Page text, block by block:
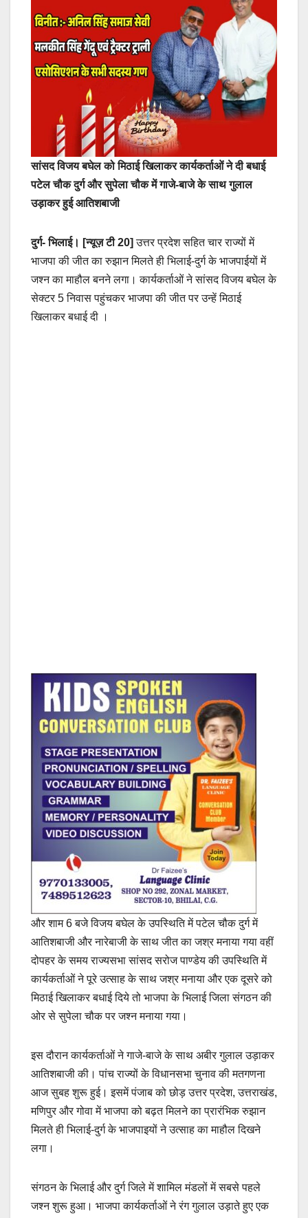
सांसद विजय बघेल को मिठाई खिलाकर कार्यकर्ताओं ने दी बधाई
पटेल चौक दुर्ग और सुपेला चौक में गाजे-बाजे के साथ गुलाल
उड़ाकर हुई आतिशबाजी
दुर्ग- भिलाई। [न्यूज़ टी 20] उत्तर प्रदेश सहित चार राज्यों में
भाजपा की जीत का रुझान मिलते ही भिलाई-दुर्ग के भाजपाईयों में
जश्न का माहौल बनने लगा। कार्यकर्ताओं ने सांसद विजय बघेल के
सेक्टर 5 निवास पहुंचकर भाजपा की जीत पर उन्हें मिठाई
खिलाकर बधाई दी ।
और शाम 6 बजे विजय बघेल के उपस्थिति में पटेल चौक दुर्ग में
आतिशबाजी और नारेबाजी के साथ जीत का जश्र मनाया गया वहीं
दोपहर के समय राज्यसभा सांसद सरोज पाण्डेय की उपस्थिति में
कार्यकर्ताओं ने पूरे उत्साह के साथ जश्र मनाया और एक दूसरे को
मिठाई खिलाकर बधाई दिये तो भाजपा के भिलाई जिला संगठन की
ओर से सुपेला चौक पर जश्न मनाया गया।
इस दौरान कार्यकर्ताओं ने गाजे-बाजे के साथ अबीर गुलाल उड़ाकर
आतिशबाजी की। पांच राज्यों के विधानसभा चुनाव की मतगणना
आज सुबह शुरू हुई। इसमें पंजाब को छोड़ उत्तर प्रदेश, उत्तराखंड,
मणिपुर और गोवा में भाजपा को बढ़त मिलने का प्रारंभिक रुझान
मिलते ही भिलाई-दुर्ग के भाजपाइयों ने उत्साह का माहौल दिखने
लगा।
संगठन के भिलाई और दुर्ग जिले में शामिल मंडलों में सबसे पहले
जश्न शुरू हुआ। भाजपा कार्यकर्ताओं ने रंग गुलाल उड़ाते हुए एक